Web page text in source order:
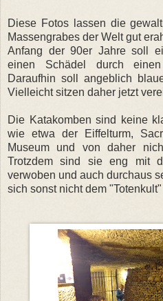
Diese Fotos lassen die
Massengrabes der Welt gut
Anfang der 90er Jahre soll
einen Schädel durch
Daraufhin soll angeblich
Vielleicht sitzen daher jetzt
Die Katakomben sind keine
wie etwa der Eiffelturm,
Museum und von daher
Trotzdem sind sie eng mit
verwoben und auch durchaus
sich sonst nicht dem